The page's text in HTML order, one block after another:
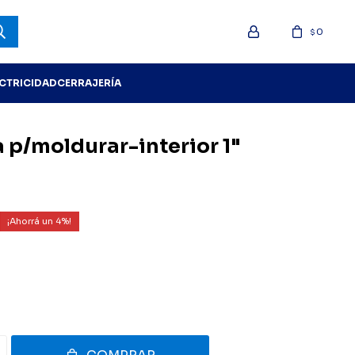
CERRAJERÍA
$0
p/moldurar-interior 1"
4